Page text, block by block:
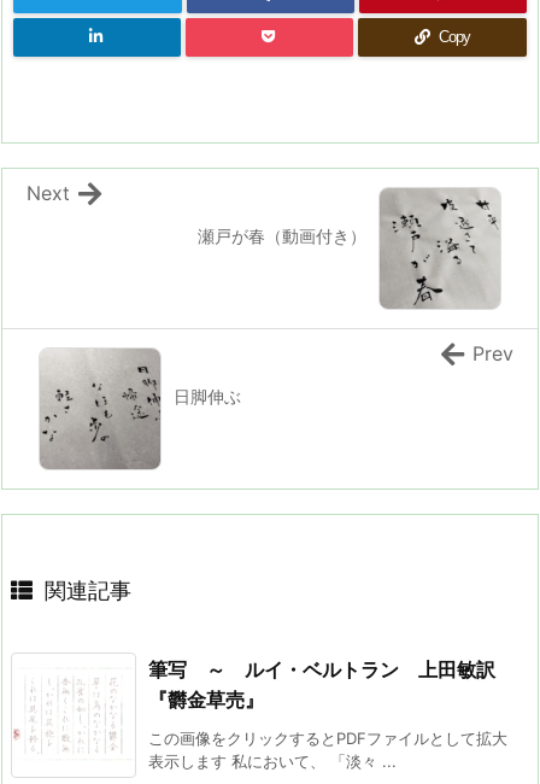
Copy
瀬戸が春（動画付き）
Next
日脚伸ぶ
Prev
関連記事
筆写 ～ ルイ・ベルトラン 上田敏訳
『欝金草売』
この画像をクリックするとPDFファイルとして拡大
表示します 私において、 「淡々 ...